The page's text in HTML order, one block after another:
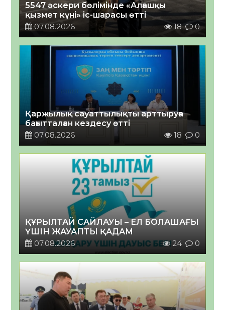
5547 әскери бөлімінде «Алғашқы
қызмет күні» іс-шарасы өтті
07.08.2026
18 0
Қаржылық сауаттылықты арттыруға
бағытталған кездесу өтті
07.08.2026
18 0
ҚҰРЫЛТАЙ САЙЛАУЫ – ЕЛ БОЛАШАҒЫ
ҮШІН ЖАУАПТЫ ҚАДАМ
07.08.2026
24 0